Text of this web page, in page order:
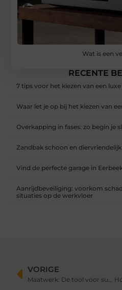
Wat is een
RECENTE
7 tips voor het kiezen van een
Waar let je op bij het kiezen van
Overkapping in fases: zo begin je
Zandbak schoon en
Vind de perfecte garage in
Aanrijdbeveiliging: voorkom
situaties op de werkvloer
VORIGE
Maatwerk: De tool voor succes